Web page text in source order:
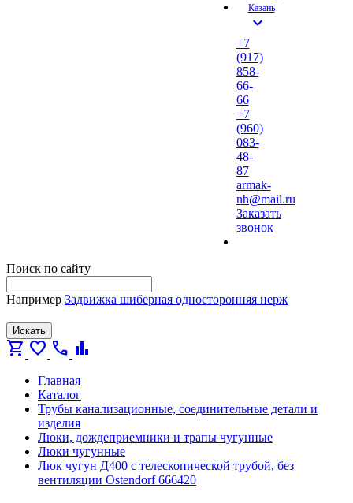
Казань
expand_more
+7
(917)
858-
66-
66
+7
(960)
083-
48-
87
armak-
nh@mail.ru
Заказать
звонок
Поиск по сайту
Например Задвижка шиберная односторонняя нерж
Искать
shopping_cart favorite call bar_chart
Главная
Каталог
Трубы канализационные, соединительные детали и
изделия
Люки, дождеприемники и трапы чугунные
Люки чугунные
Люк чугун Д400 с телескопической трубой, без
вентиляции Ostendorf 666420